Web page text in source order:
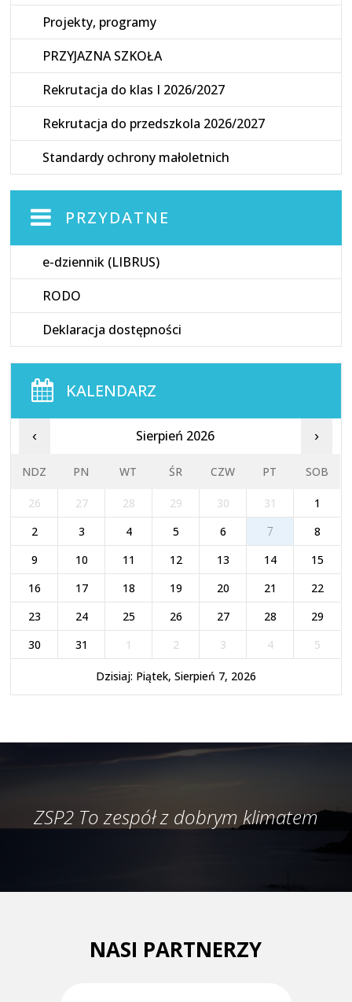
Projekty, programy
PRZYJAZNA SZKOŁA
Rekrutacja do klas I 2026/2027
Rekrutacja do przedszkola 2026/2027
Standardy ochrony małoletnich
PRZYDATNE
e-dziennik (LIBRUS)
RODO
Deklaracja dostępności
KALENDARZ
‹ Sierpień 2026 ›
NDZ PN WT ŚR CZW PT SOB
26 27 28 29 30 31
1
2
3 4 5 6 7
8
9
10 11 12 13 14
15
16
17 18 19 20 21
22
23
24 25 26 27 28
29
30
31 1 2 3 4 5
Dzisiaj: Piątek, Sierpień 7, 2026
ZSP2 To zespół z dobrym klimatem
NASI PARTNERZY